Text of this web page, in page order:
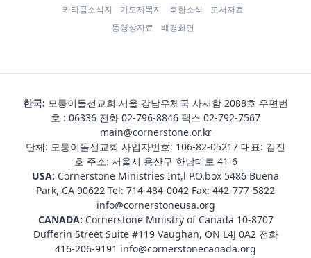
카타콤소식지 기도제목지 북한소식
도서자료
동영상자료
배경화면
한국: 모퉁이돌선교회 서울 강남우체국 사서함 2088호 우편번
호 : 06336 전화 02-796-8846 팩스 02-792-7567
main@cornerstone.or.kr
단체: 모퉁이돌선교회 사업자번호: 106-82-05217 대표: 김진
호 주소: 서울시 용산구 한남대로 41-6
USA: Cornerstone Ministries Int,l P.O.box 5486 Buena
Park, CA 90622 Tel: 714-484-0042 Fax: 442-777-5822
info@cornerstoneusa.org
CANADA: Cornerstone Ministry of Canada 10-8707
Dufferin Street Suite #119 Vaughan, ON L4J 0A2 전화
416-206-9191 info@cornerstonecanada.org